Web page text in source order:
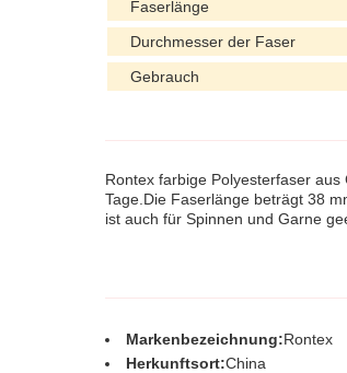
Faserlänge
Durchmesser der Faser
Gebrauch
Rontex farbige Polyesterfaser
Tage.Die Faserlänge beträgt 38
ist auch für Spinnen und Garne
Markenbezeichnung:Rontex
Herkunftsort:China